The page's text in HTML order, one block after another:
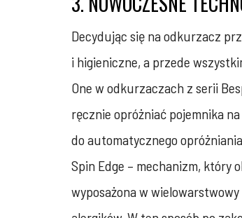
Decydując się na odkurzacz
i higieniczne, a przede
One w odkurzaczach z serii
ręcznie opróżniać pojemnika
do automatycznego
Spin Edge – mechanizm, który
wyposażona w